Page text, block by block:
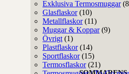
Exklusiva Termosmuggar
Glasflaskor (10)
Metallflaskor (11)
Muggar & Koppar (9)
Övrigt (1)
Plastflaskor (14)
Sportflaskor (15)
Termosflaskor (21)